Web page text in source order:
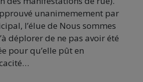
unanimemement par
l’élue de Nous sommes
déplorer de ne pas avoir été
pour qu’elle pût en